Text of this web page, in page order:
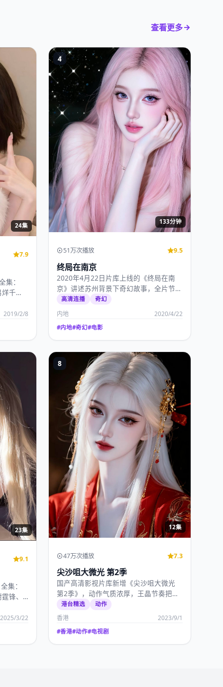
查看更多
24集
7.9
集：
千
2019/2/8
4
133分钟
51万次播放 9.5
终局在南京
2020年4月22日片库上线的《终局在南
京》讲述苏州背景下奇幻故事，全片节奏
饱满，国产高清影…
高清连播 奇幻
内地 2020/4/22
#内地#奇幻#电影
23集
9.1
集：
锋、
2025/3/22
8
12集
47万次播放 7.3
尖沙咀大微光 第2季
国产高清影视片库新增《尖沙咀大微光
第2季》，动作气质浓厚，王晶节奏把控
出色，2023年9月…
港台精选 动作
香港 2023/9/1
#香港#动作#电视剧